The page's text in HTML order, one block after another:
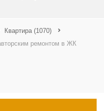
Квартира (1070)
ремонтом в ЖК